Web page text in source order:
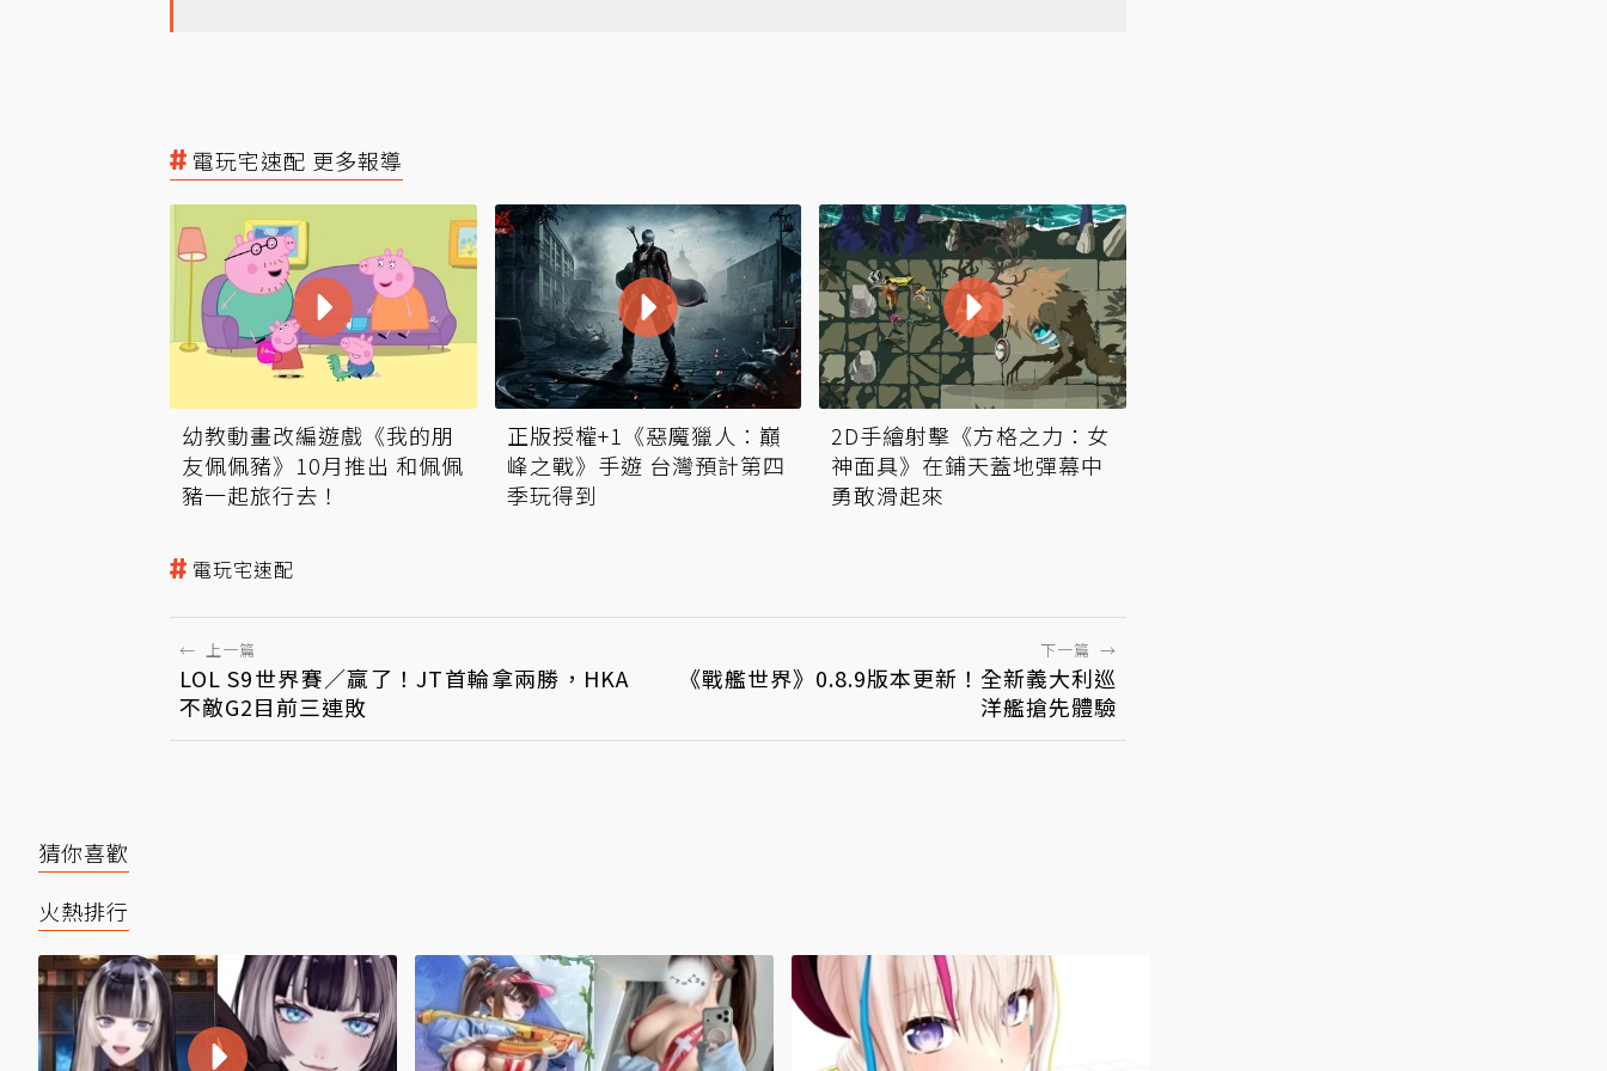
電玩宅速配 更多報導
幼教動畫改編遊戲《我的朋
友佩佩豬》10月推出 和佩佩
豬一起旅行去！
正版授權+1《惡魔獵人：巔
峰之戰》手遊 台灣預計第四
季玩得到
2D手繪射擊《方格之力：女
神面具》在鋪天蓋地彈幕中
勇敢滑起來
電玩宅速配
← 上一篇
LOL S9世界賽／贏了！JT首輪拿兩勝，HKA
不敵G2目前三連敗
下一篇 →
《戰艦世界》0.8.9版本更新！全新義大利巡
洋艦搶先體驗
猜你喜歡
火熱排行